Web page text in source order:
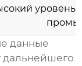
уровень
данные
дальнейшего